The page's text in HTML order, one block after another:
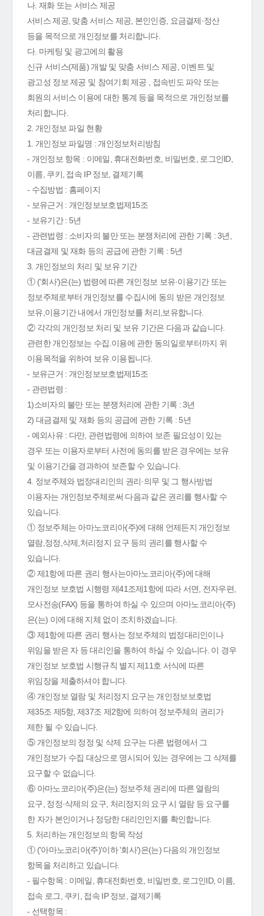
나. 재화 또는 서비스 제공
서비스 제공, 맞춤 서비스 제공, 본인인증, 요금결제·정산
등을 목적으로 개인정보를 처리합니다.
다. 마케팅 및 광고에의 활용
신규 서비스(제품) 개발 및 맞춤 서비스 제공, 이벤트 및
광고성 정보 제공 및 참여기회 제공 , 접속빈도 파악 또는
회원의 서비스 이용에 대한 통계 등을 목적으로 개인정보를
처리합니다.
2. 개인정보 파일 현황
1. 개인정보 파일명 : 개인정보처리방침
- 개인정보 항목 : 이메일, 휴대전화번호, 비밀번호, 로그인ID,
이름, 쿠키, 접속 IP 정보, 결제기록
- 수집방법 : 홈페이지
- 보유근거 : 개인정보보호법제15조
- 보유기간 : 5년
- 관련법령 : 소비자의 불만 또는 분쟁처리에 관한 기록 : 3년,
대금결제 및 재화 등의 공급에 관한 기록 : 5년
3. 개인정보의 처리 및 보유 기간
① ('회사')은(는) 법령에 따른 개인정보 보유·이용기간 또는
정보주체로부터 개인정보를 수집시에 동의 받은 개인정보
보유,이용기간 내에서 개인정보를 처리,보유합니다.
② 각각의 개인정보 처리 및 보유 기간은 다음과 같습니다.
관련한 개인정보는 수집.이용에 관한 동의일로부터까지 위
이용목적을 위하여 보유.이용됩니다.
- 보유근거 : 개인정보보호법제15조
- 관련법령 :
1)소비자의 불만 또는 분쟁처리에 관한 기록 : 3년
2) 대금결제 및 재화 등의 공급에 관한 기록 : 5년
- 예외사유 : 다만, 관련법령에 의하여 보존 필요성이 있는
경우 또는 이용자로부터 사전에 동의를 받은 경우에는 보유
및 이용기간을 경과하여 보존할 수 있습니다.
4. 정보주체와 법정대리인의 권리·의무 및 그 행사방법
이용자는 개인정보주체로써 다음과 같은 권리를 행사할 수
있습니다.
① 정보주체는 아마노코리아(주)에 대해 언제든지 개인정보
열람,정정,삭제,처리정지 요구 등의 권리를 행사할 수
있습니다.
② 제1항에 따른 권리 행사는아마노코리아(주)에 대해
개인정보 보호법 시행령 제41조제1항에 따라 서면, 전자우편,
모사전송(FAX) 등을 통하여 하실 수 있으며 아마노코리아(주)
은(는) 이에 대해 지체 없이 조치하겠습니다.
③ 제1항에 따른 권리 행사는 정보주체의 법정대리인이나
위임을 받은 자 등 대리인을 통하여 하실 수 있습니다. 이 경우
개인정보 보호법 시행규칙 별지 제11호 서식에 따른
위임장을 제출하셔야 합니다.
④ 개인정보 열람 및 처리정지 요구는 개인정보보호법
제35조 제5항, 제37조 제2항에 의하여 정보주체의 권리가
제한 될 수 있습니다.
⑤ 개인정보의 정정 및 삭제 요구는 다른 법령에서 그
개인정보가 수집 대상으로 명시되어 있는 경우에는 그 삭제를
요구할 수 없습니다.
⑥ 아마노코리아(주)은(는) 정보주체 권리에 따른 열람의
요구, 정정·삭제의 요구, 처리정지의 요구 시 열람 등 요구를
한 자가 본인이거나 정당한 대리인인지를 확인합니다.
5. 처리하는 개인정보의 항목 작성
① ('아마노코리아(주)'이하 '회사')은(는) 다음의 개인정보
항목을 처리하고 있습니다.
- 필수항목 : 이메일, 휴대전화번호, 비밀번호, 로그인ID, 이름,
접속 로그, 쿠키, 접속 IP 정보, 결제기록
- 선택항목 :